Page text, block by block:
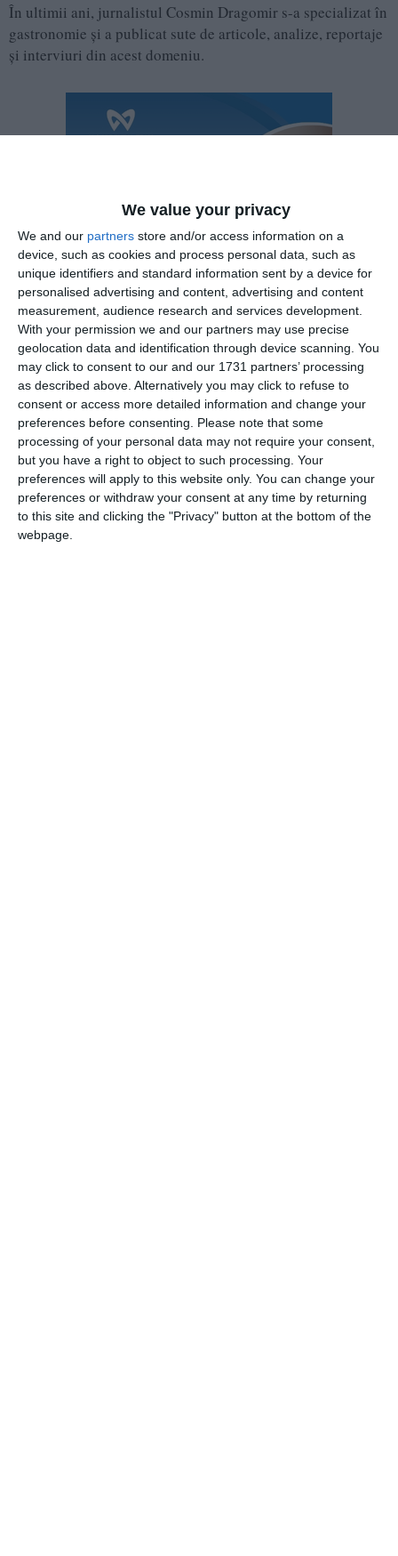
We value your privacy
We and our partners store and/or access information on a
device, such as cookies and process personal data, such as
unique identifiers and standard information sent by a device for
personalised advertising and content, advertising and content
measurement, audience research and services development.
With your permission we and our partners may use precise
geolocation data and identification through device scanning. You
may click to consent to our and our 1731 partners’ processing
as described above. Alternatively you may click to refuse to
consent or access more detailed information and change your
preferences before consenting. Please note that some
processing of your personal data may not require your consent,
but you have a right to object to such processing. Your
preferences will apply to this website only. You can change your
preferences or withdraw your consent at any time by returning
to this site and clicking the "Privacy" button at the bottom of the
webpage.
În ultimii ani, jurnalistul Cosmin Dragomir s-a specializat în
gastronomie și a publicat sute de articole, analize, reportaje
și interviuri din acest domeniu.
Istoria gastronomiei și a ospitalității românești a devenit
marea lui pasiune.
Sursă foto-text -GastroArt
Citește și: